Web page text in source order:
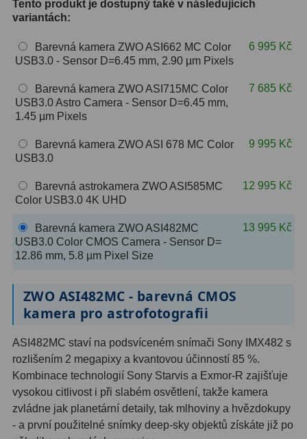
ED a Flat Field12
Měřící, s mřížkou6
Ostatní 30
Doplňky1
Měsíční a Polarizační23
Sluneční44
CLS a UHC18
Širokopásmové13
OIII 9
Hβ6
SII2
Planetární 2
Barevné 66
Tento produkt je dostupný také v následujících
variantách:
Barevná kamera ZWO ASI662 MC Color
USB3.0 - Sensor D=6.45 mm, 2.90 µm Pixels
6 995 Kč
Barevná kamera ZWO ASI715MC Color
USB3.0 Astro Camera - Sensor D=6.45 mm,
1.45 µm Pixels
7 685 Kč
Barevná kamera ZWO ASI 678 MC Color
USB3.0
9 995 Kč
Barevná astrokamera ZWO ASI585MC
Color USB3.0 4K UHD
12 995 Kč
Barevná kamera ZWO ASI482MC
USB3.0 Color CMOS Camera - Sensor D=
12.86 mm, 5.8 µm Pixel Size
13 995 Kč
ZWO ASI482MC - barevná CMOS
kamera pro astrofotografii
ASI482MC staví na podsvíceném snímači Sony IMX482 s
rozlišením 2 megapixy a kvantovou účinností 85 %.
Kombinace technologií Sony Starvis a Exmor-R zajišťuje
vysokou citlivost i při slabém osvětlení, takže kamera
zvládne jak planetární detaily, tak mlhoviny a hvězdokupy
- a první použitelné snímky deep-sky objektů získáte již po